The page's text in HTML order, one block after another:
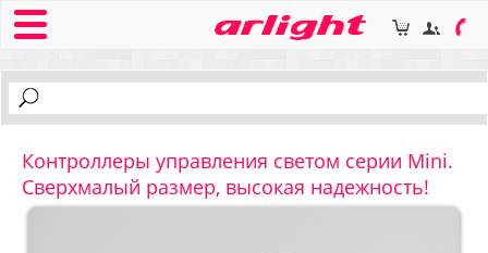
Контроллеры управления светом серии Mini.
Сверхмалый размер, высокая надежность!